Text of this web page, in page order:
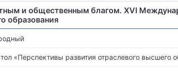
и общественным благом. XVI
образования
«Перспективы развития отраслевого высшего